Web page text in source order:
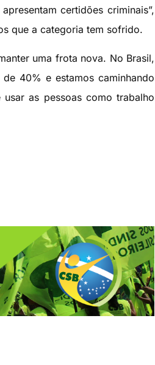
certidões criminais”,
que a categoria tem sofrido.
uma frota nova. No Brasil,
40% e estamos caminhando
as pessoas como trabalho